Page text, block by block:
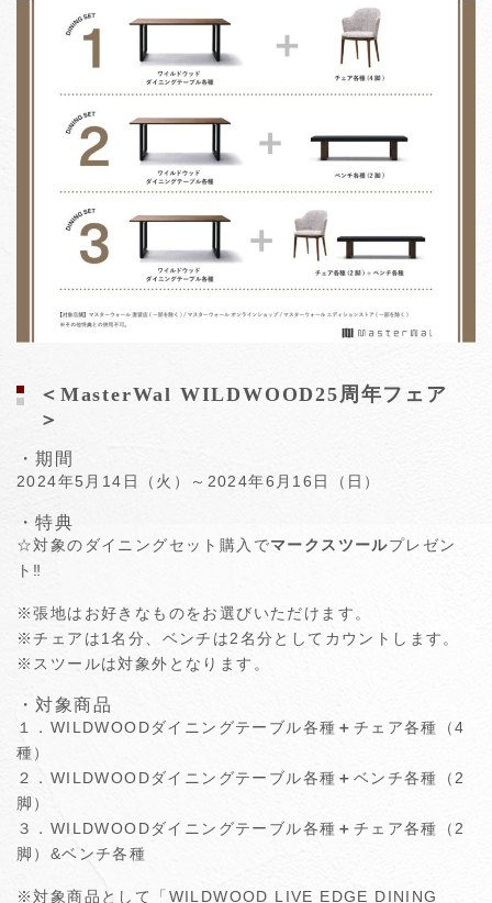
＜MasterWal WILDWOOD25周年フェア
＞
・期間
2024年5月14日（火）～2024年6月16日（日）
・特典
☆対象のダイニングセット購入でマークスツールプレゼン
ト‼
※張地はお好きなものをお選びいただけます。
※チェアは1名分、ベンチは2名分としてカウントします。
※スツールは対象外となります。
・対象商品
１．WILDWOODダイニングテーブル各種 ＋ チェア各種（4
種）
２．WILDWOODダイニングテーブル各種 ＋ ベンチ各種（2
脚）
３．WILDWOODダイニングテーブル各種 ＋ チェア各種（2
脚）&ベンチ各種
※対象商品として「WILDWOOD LIVE EDGE DINING